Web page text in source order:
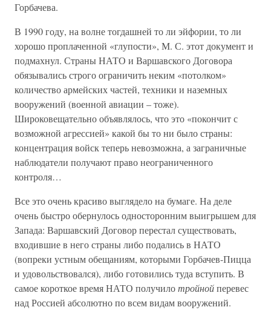
Горбачева.
В 1990 году, на волне тогдашней то ли эйфории, то ли
хорошо проплаченной «глупости», М. С. этот документ и
подмахнул. Страны НАТО и Варшавского Договора
обязывались строго ограничить неким «потолком»
количество армейских частей, техники и наземных
вооружений (военной авиации – тоже).
Широковещательно объявлялось, что это «покончит с
возможной агрессией» какой бы то ни было страны:
концентрация войск теперь невозможна, а заграничные
наблюдатели получают право неограниченного
контроля…
Все это очень красиво выглядело на бумаге. На деле
очень быстро обернулось односторонним выигрышем для
Запада: Варшавский Договор перестал существовать,
входившие в него страны либо подались в НАТО
(вопреки устным обещаниям, которыми Горбачев-Пицца
и удовольствовался), либо готовились туда вступить. В
самое короткое время НАТО получилотройнойперевес
над Россией абсолютно по всем видам вооружений.